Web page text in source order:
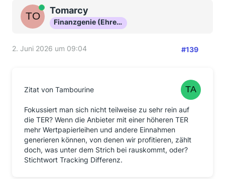
OnlineTomarcy
Finanzgenie (Ehrenmitglied)
2. Juni 2026 um 09:04 #139
Zitat von Tambourine
Fokussiert man sich nicht teilweise zu sehr rein auf
die TER? Wenn die Anbieter mit einer höheren TER
mehr Wertpapierleihen und andere Einnahmen
generieren können, von denen wir profitieren, zählt
doch, was unter dem Strich bei rauskommt, oder?
Stichtwort Tracking Differenz.